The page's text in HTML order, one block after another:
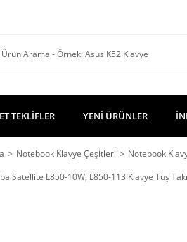
TEKLİFLER YENİ ÜRÜNLER
Notebook Klavye Çeşitleri Notebook